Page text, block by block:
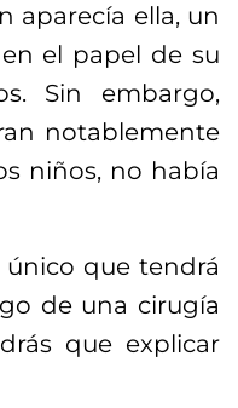
aparecía ella, un
el papel de su
Sin embargo,
notablemente
niños, no había
único que tendrá
de una cirugía
que explicar